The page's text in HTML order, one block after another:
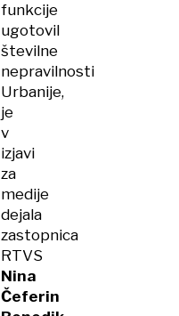
funkcije
ugotovil
številne
nepravilnosti
Urbanije,
je
v
izjavi
za
medije
dejala
zastopnica
RTVS
Nina
Čeferin